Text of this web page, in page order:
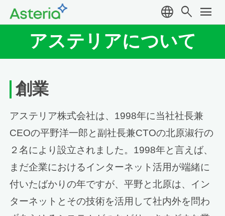
language search menu
アステリアについて
創業
アステリア株式会社は、1998年に当社社長兼
CEOの平野洋一郎と副社長兼CTOの北原淑行の
２名により設立されました。1998年と言えば、
まだ企業におけるインターネット活用が端緒に
付いたばかりの年ですが、平野と北原は、イン
ターネットとその技術を活用して社内外を問わ